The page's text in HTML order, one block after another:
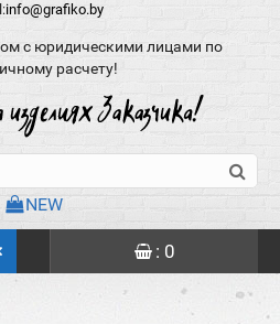
info@grafiko.by
с юридическими лицами по
расчету!
NEW
: 0